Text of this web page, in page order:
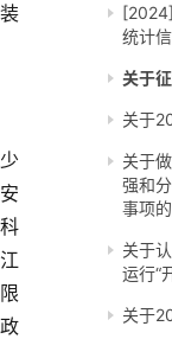
统计
关于
关于
关于
强和
事项
关于
运行“
关于